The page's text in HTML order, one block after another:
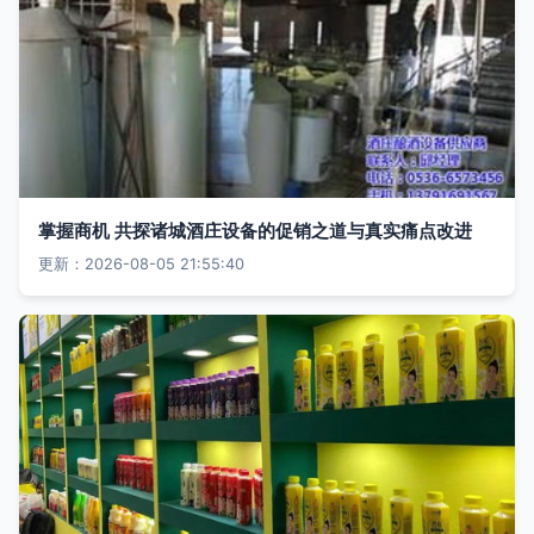
掌握商机 共探诸城酒庄设备的促销之道与真实痛点改进
更新：2026-08-05 21:55:40